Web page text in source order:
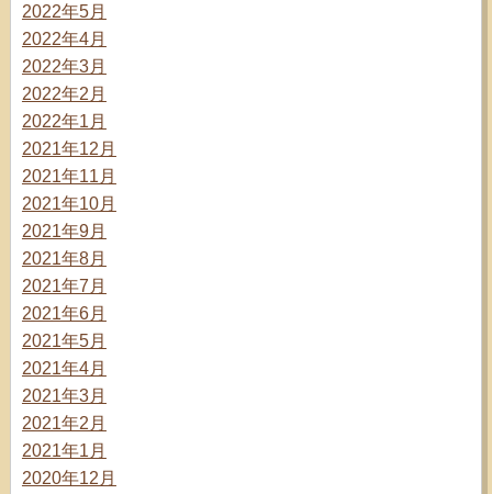
2022年5月
2022年4月
2022年3月
2022年2月
2022年1月
2021年12月
2021年11月
2021年10月
2021年9月
2021年8月
2021年7月
2021年6月
2021年5月
2021年4月
2021年3月
2021年2月
2021年1月
2020年12月